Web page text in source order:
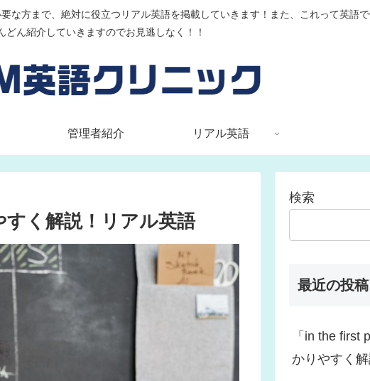
な方まで、絶対に役立つリアル英語を掲載していきます！また、これって英語
どん紹介していきますのでお見逃しなく！！
管理者紹介 リアル英語
すく解説！リアル英語
検索
最近の投稿
「in the first
かりやすく